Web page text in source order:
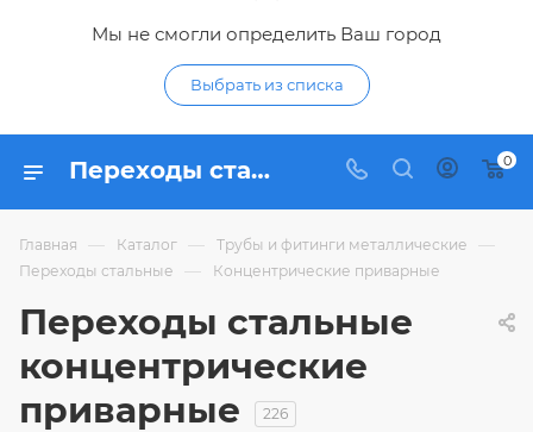
Мы не смогли определить Ваш город
Выбрать из списка
Переходы стальные концентрические приварные - купить концентрический сварной переход из стали по низким ценам в интернет-магазине Гидропромтехника в Курске 0
Главная — Каталог — Трубы и фитинги металлические —
Переходы стальные — Концентрические приварные
Переходы стальные
концентрические
приварные
226